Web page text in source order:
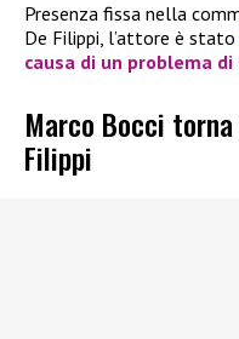
Presenza fissa nella
De Filippi, l’attore è stato
causa di un problema
Marco Bocci
Filippi